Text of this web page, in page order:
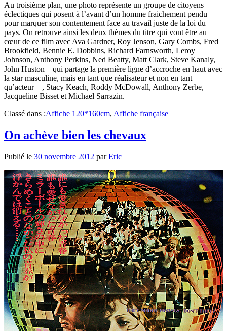
Au troisième plan, une photo représente un groupe de citoyens
éclectiques qui posent à l’avant d’un homme fraichement pendu
pour marquer son contentement face au travail juste de la loi du
pays. On retrouve ainsi les deux thèmes du titre qui vont être au
cœur de ce film avec Ava Gardner, Roy Jenson, Gary Combs, Fred
Brookfield, Bennie E. Dobbins, Richard Farnsworth, Leroy
Johnson, Anthony Perkins, Ned Beatty, Matt Clark, Steve Kanaly,
John Huston – qui partage la première ligne d’accroche en haut avec
la star masculine, mais en tant que réalisateur et non en tant
qu’acteur – , Stacy Keach, Roddy McDowall, Anthony Zerbe,
Jacqueline Bisset et Michael Sarrazin.
Classé dans :Affiche 120*160cm, Affiche française
On achève bien les chevaux
Publié le 30 novembre 2012 parEric